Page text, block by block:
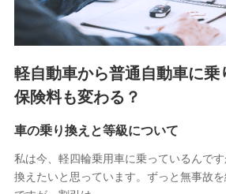
SBIリスタ少額短期保険会社
(https://www.jishin.co.jp/)
スマートプラス少額短期保険株式
チューリッヒ少額短期保険株式会
(https://www.zurichssi.co.jp/)
(https://www.tokiomarine-x.co.jp/)
(https://pshoken.co.jp/)
リトルファミリー少額短期保険株
軽自動車から普通自動車に乗
保険料も変わる？
車の乗り換えと等級について
私は今、軽四輪乗用車に乗っているんで
換えたいと思っています。ずっと無事故